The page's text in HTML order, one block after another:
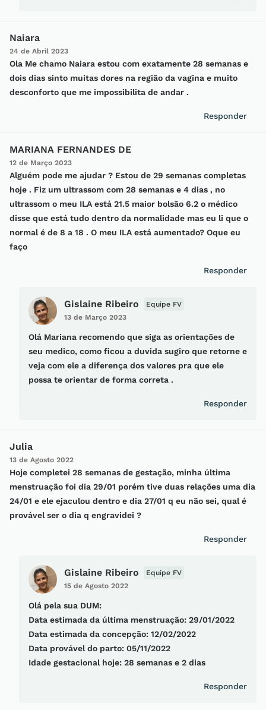
Naiara
24 de Abril 2023
Ola Me chamo Naiara estou com exatamente 28 semanas e
dois dias sinto muitas dores na região da vagina e muito
desconforto que me impossibilita de andar .
Responder
MARIANA FERNANDES DE
12 de Março 2023
Alguém pode me ajudar ? Estou de 29 semanas completas
hoje . Fiz um ultrassom com 28 semanas e 4 dias , no
ultrassom o meu ILA está 21.5 maior bolsão 6.2 o médico
disse que está tudo dentro da normalidade mas eu li que o
normal é de 8 a 18 . O meu ILA está aumentado? Oque eu
faço
Responder
Gislaine Ribeiro
13 de Março 2023
Equipe FV
Olá Mariana recomendo que siga as orientações de
seu medico, como ficou a duvida sugiro que retorne e
veja com ele a diferença dos valores pra que ele
possa te orientar de forma correta .
Responder
Julia
13 de Agosto 2022
Hoje completei 28 semanas de gestação, minha última
menstruação foi dia 29/01 porém tive duas relações uma dia
24/01 e ele ejaculou dentro e dia 27/01 q eu não sei, qual é
provável ser o dia q engravidei ?
Responder
Gislaine Ribeiro
15 de Agosto 2022
Equipe FV
Olá pela sua DUM:
Data estimada da última menstruação: 29/01/2022
Data estimada da concepção: 12/02/2022
Data provável do parto: 05/11/2022
Idade gestacional hoje: 28 semanas e 2 dias
Responder